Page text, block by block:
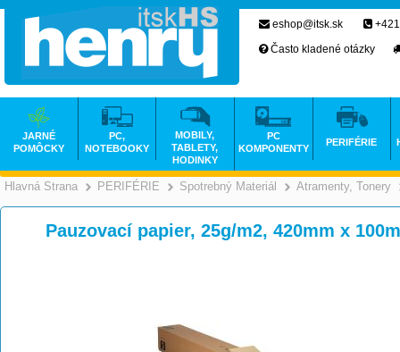
Hlavná Strana >
PERIFÉRIE >
Spotrebný Materiál >
Atramenty, Tonery
Pauzovací papier, 25g/m2, 420mm x
eshop@itsk.sk
Často kladené otázky
JARNÉ
POMÔCKY
PC,
NOTEBOOKY
MOBILY,
TABLETY,
HODINKY
PC
KOMPONENTY
PERIFÉRIE